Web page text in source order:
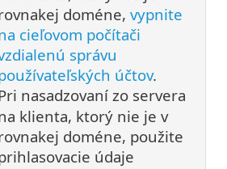
doméne, vypnite
cieľovom počítači
správu
účtov.
nasadzovaní zo servera
klienta, ktorý nie je v
doméne, použite
údaje